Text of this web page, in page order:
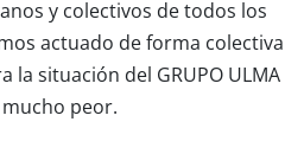
y colectivos de todos los
actuado de forma colectiva
la situación del GRUPO ULMA
peor.